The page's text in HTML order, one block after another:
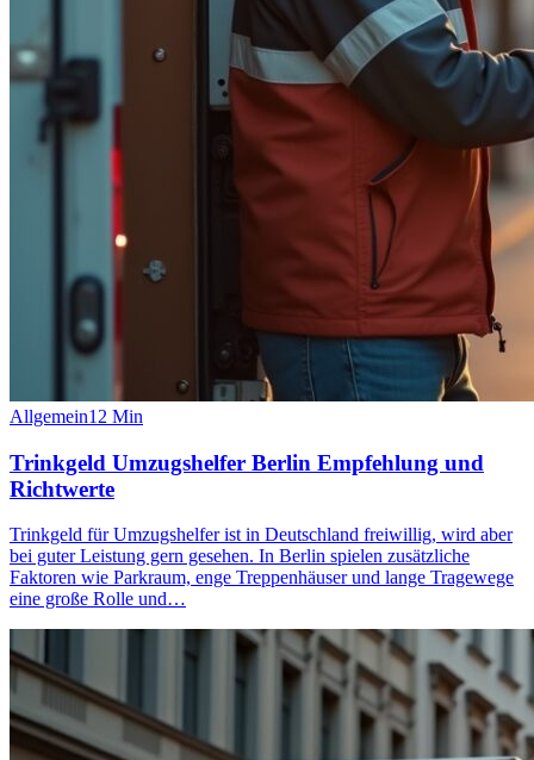
Allgemein12 Min
Trinkgeld Umzugshelfer Berlin Empfehlung und
Richtwerte
Trinkgeld für Umzugshelfer ist in Deutschland freiwillig, wird aber
bei guter Leistung gern gesehen. In Berlin spielen zusätzliche
Faktoren wie Parkraum, enge Treppenhäuser und lange Tragewege
eine große Rolle und…